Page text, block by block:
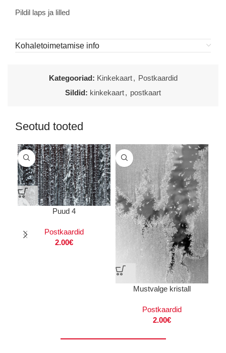
Pildil laps ja lilled
Kohaletoimetamise info
Kategooriad: Kinkekaart , Postkaardid
Sildid: kinkekaart, postkaart
Seotud tooted
Puud 4
Postkaardid
2.00€
Mustvalge kristall
Postkaardid
2.00€